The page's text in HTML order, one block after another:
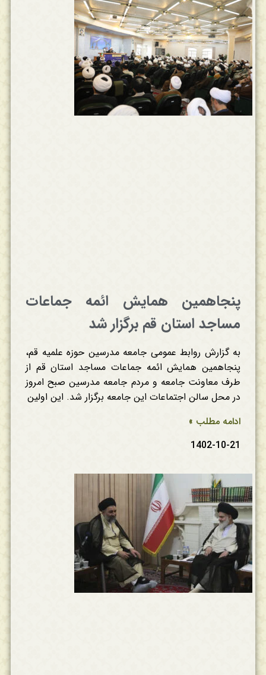
پنجاهمین همایش ائمه جماعات
مساجد استان قم برگزار شد
به گزارش روابط عمومی جامعه مدرسین حوزه علمیه قم،
پنجاهمین همایش ائمه جماعات مساجد استان قم از
طرف معاونت جامعه و مردم جامعه مدرسین صبح امروز
در محل سالن اجتماعات این جامعه برگزار شد. این اولین
ادامه مطلب »
1402-10-21